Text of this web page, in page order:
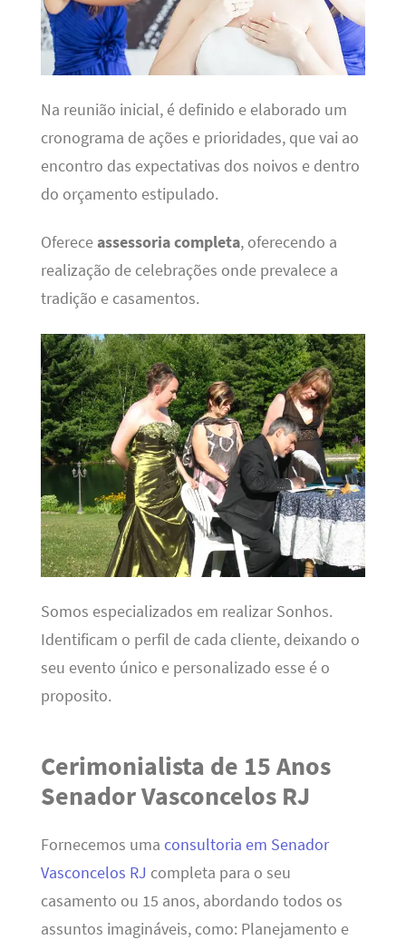
Na reunião inicial, é definido e elaborado um
cronograma de ações e prioridades, que vai ao
encontro das expectativas dos noivos e dentro
do orçamento estipulado.
Ofereceassessoria completa, oferecendo a
realização de celebrações onde prevalece a
tradição e casamentos.
Somos especializados em realizar Sonhos.
Identificam o perfil de cada cliente, deixando o
seu evento único e personalizado esse é o
proposito.
Cerimonialista de 15 Anos
Senador Vasconcelos RJ
Fornecemos uma consultoria em Senador
Vasconcelos RJ completa para o seu
casamento ou 15 anos, abordando todos os
assuntos imagináveis, como: Planejamento e